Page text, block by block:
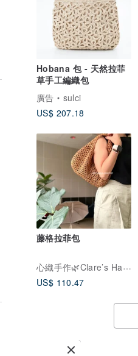
Hobana 包 - 天然拉菲
草手工編織包
廣告
sulci
US$ 207.18
藤格拉菲包
心織手作🌿Clare’s Handmade
US$ 110.47